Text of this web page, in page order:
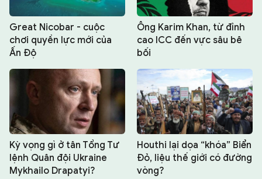
Great Nicobar - cuộc
chơi quyền lực mới của
Ấn Độ
Ông Karim Khan, từ đỉnh
cao ICC đến vực sâu bê
bối
Kỳ vọng gì ở tân Tổng Tư
lệnh Quân đội Ukraine
Mykhailo Drapatyi?
Houthi lại dọa “khóa” Biển
Đỏ, liệu thế giới có đường
vòng?